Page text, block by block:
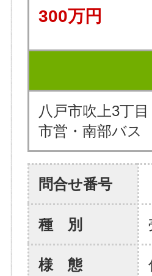
300万円
八戸市吹上3丁目
市営・南部バ
問合せ番号
種 別
様 態